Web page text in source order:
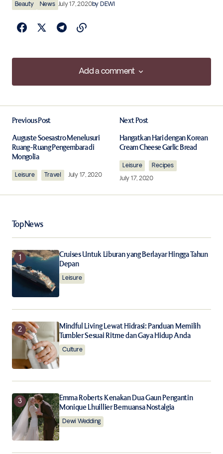
Beauty News July 17, 2020by DEWI
Add a comment
Add a comment
Required fields are marked*
Your Name
Your E-mail*
Save my name, email, and website in this browser for
the next time I comment.
Notify me of follow-up comments by email.
Notify me of new posts by email.
Submit Comment
Previous Post
Auguste Soesastro Menelusuri
Ruang-Ruang Pengembara di
Mongolia
Leisure Travel July 17, 2020
Next Post
Hangatkan Hari dengan Korean
Cream Cheese Garlic Bread
Leisure
Recipes
July 17, 2020
Top News
Cruises Untuk Liburan yang Berlayar Hingga Tahun
Depan
Leisure
Mindful Living Lewat Hidrasi: Panduan Memilih
Tumbler Sesuai Ritme dan Gaya Hidup Anda
Culture
Emma Roberts Kenakan Dua Gaun Pengantin
Monique Lhuillier Bernuansa Nostalgia
Dewi Wedding